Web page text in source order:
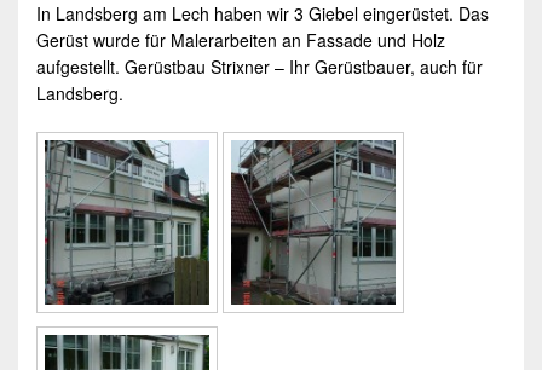
In Landsberg am Lech haben wir 3 Giebel eingerüstet. Das
Gerüst wurde für Malerarbeiten an Fassade und Holz
aufgestellt. Gerüstbau Strixner – Ihr Gerüstbauer, auch für
Landsberg.